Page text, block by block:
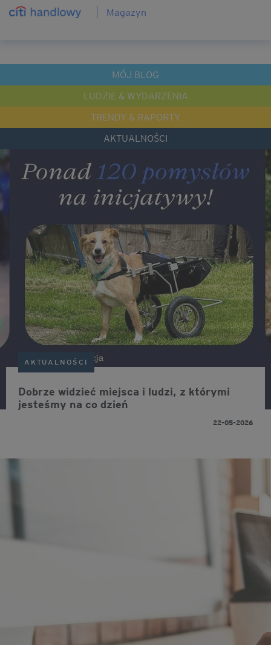
Magazyn
MÓJ BLOG
LUDZIE & WYDARZENIA
TRENDY & RAPORTY
AKTUALNOŚCI
AKTUALNOŚCI
Dobrze widzieć miejsca i ludzi, z którymi
jesteśmy na co dzień
22-05-2026